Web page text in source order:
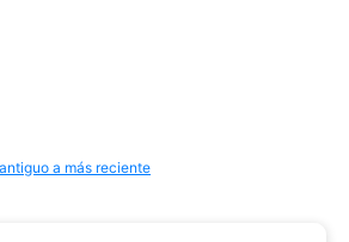
a más reciente